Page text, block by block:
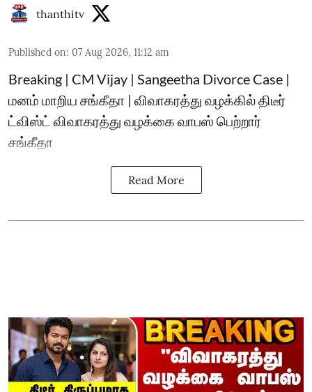
thanthitv
Published on: 07 Aug 2026, 11:12 am
Breaking | CM Vijay | Sangeetha Divorce Case |
மனம் மாறிய சங்கீதா | விவாகரத்து வழக்கில் திடீர்
ட்விஸ்ட் விவாகரத்து வழக்கை வாபஸ் பெற்றார்
சங்கீதா
Read More